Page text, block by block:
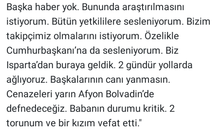
Başka haber yok. Bununda araştırılmasını
istiyorum. Bütün yetkililere sesleniyorum. Bizim
takipçimiz olmalarını istiyorum. Özelikle
Cumhurbaşkanı’na da sesleniyorum. Biz
Isparta’dan buraya geldik. 2 gündür yollarda
ağlıyoruz. Başkalarının canı yanmasın.
Cenazeleri yarın Afyon Bolvadin’de
defnedeceğiz. Babanın durumu kritik. 2
torunum ve bir kızım vefat etti."